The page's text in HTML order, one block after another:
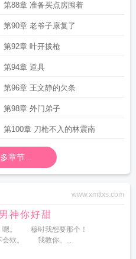
第88章 准备买点房囤着
第90章 老爷子康复了
第92章 叶开拔枪
第94章 道具
第96章 王文静的欠条
第98章 外门弟子
第100章 刀枪不入的林震南
章节...
www.xmttxs.com
神你好甜
嗯。 穆时我想要那个！
会欸。 我教你。...